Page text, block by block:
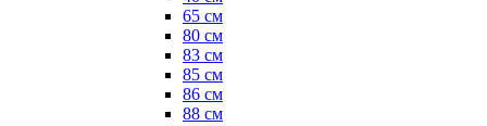
65 см
80 см
83 см
85 см
86 см
88 см